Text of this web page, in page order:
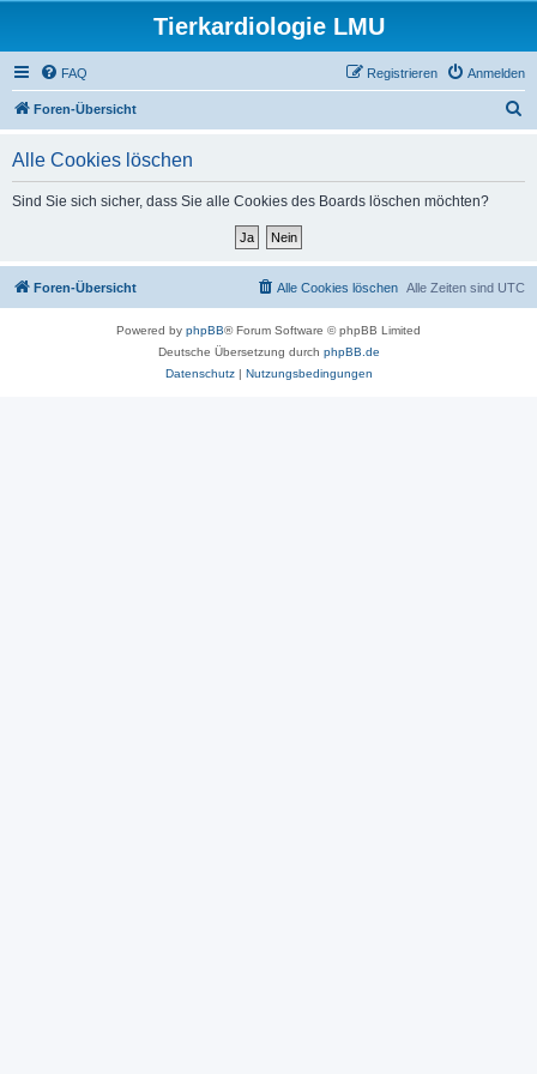
Tierkardiologie LMU
FAQ Anmelden
Registrieren
Foren-Übersicht
Alle Cookies löschen
Sind Sie sich sicher, dass Sie alle Cookies des Boards löschen möchten?
Foren-Übersicht Alle Zeiten sind UTC
Alle Cookies löschen
Powered by phpBB® Forum Software © phpBB Limited
Deutsche Übersetzung durch phpBB.de
Datenschutz| Nutzungsbedingungen